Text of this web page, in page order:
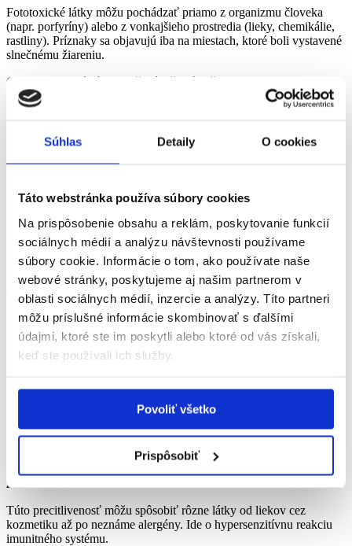
Súhlas Detaily O cookies
Táto webstránka používa súbory cookies
Na prispôsobenie obsahu a reklám, poskytovanie funkcií
sociálnych médií a analýzu návštevnosti používame
súbory cookie. Informácie o tom, ako používate naše
webové stránky, poskytujeme aj našim partnerom v
oblasti sociálnych médií, inzercie a analýzy. Títo partneri
môžu príslušné informácie skombinovať s ďalšími
údajmi, ktoré ste im poskytli alebo ktoré od vás získali,
keď ste používali ich služby.
Povoliť všetko
Prispôsobiť
Fototoxické látky môžu pochádzať priamo z organizmu človeka
(napr. porfyríny) alebo z vonkajšieho prostredia (lieky, chemikálie,
rastliny). Príznaky sa objavujú iba na miestach, ktoré boli vystavené
slnečnému žiareniu.
Charakteristické sú ohraničené ložiská začervenania a opuch,
prípadne až pľuzgiere. Následne vzniká pigmentácia, ktorá
pretrváva mesiace. V liečbe je dôležité
chrániť sa pred UV
kortikoidy, ktoré vám predpíše lekár.
Oppenheim dermatitída
Tento typ fototoxickej dermatitídy sa typicky objavuje v letných
rastlinného pôvodu(nachádzajú sa napríklad v mrkve, petržlene,
iskerníku, bedrovníku, boľševníku...). Tie dobre prenikajú vlhkou
pokožkou, ktorá keď je následne exponovaná UV žiareniu, vznikajú
príznaky ochorenia.
Typický príklad je, keď si človek po kúpaní (alebo keď je spotený),
ľahne do trávy a opaľuje sa. Prípadne keď kráča mokrými nohami
po tráve. Príznaky sa objavujú iba na mieste kontaktu s trávou.
Ide o začervenanie s pľuzgierikmi na povrchu a pridať sa môže aj
svrbenie a pálenie. Po ústupe príznakov sa rozvíja pigmentácia,
a celkové antihistaminiká.
Fotoalergická dermatóza (alergia na slnko)
Fotoalergická dermatóza vzniká u osôb, u ktorých sa vytvorila
žiarenia
Túto precitlivenosť môžu spôsobiť rôzne látky od liekov cez
kozmetiku až po neznáme alergény. Ide o hypersenzitívnu reakciu
imunitného systému.